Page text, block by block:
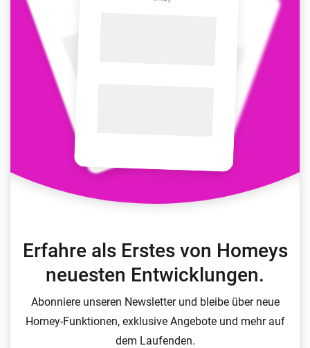
Erfahre als Erstes von Homeys
neuesten Entwicklungen.
Abonniere unseren Newsletter und bleibe über neue
Homey-Funktionen, exklusive Angebote und mehr auf
dem Laufenden.